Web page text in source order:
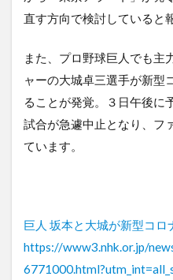
直す方向で検討していると
また、プロ野球巨人でも主
ャーの大城卓三選手が新型
ることが発覚。３日午後に
試合が急遽中止となり、フ
ています。
巨人 坂本と大城が新型コロ
https://www3.nhk.or.jp/